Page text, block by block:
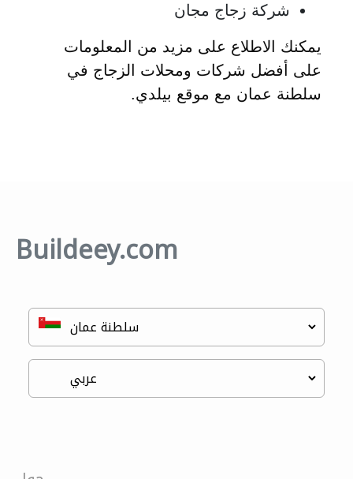
شركة زجاج مجان
يمكنك الاطلاع على مزيد من المعلومات
على أفضل شركات ومحلات الزجاج في
سلطنة عمان مع موقع بيلدي.
Buildeey.com